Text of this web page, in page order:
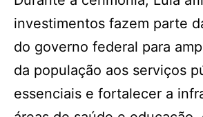
investimentos fazem parte
do governo federal para
da população aos serviços
essenciais e fortalecer a